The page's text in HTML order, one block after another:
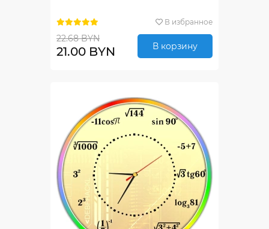
В избранное
22.68 BYN
21.00 BYN В корзину